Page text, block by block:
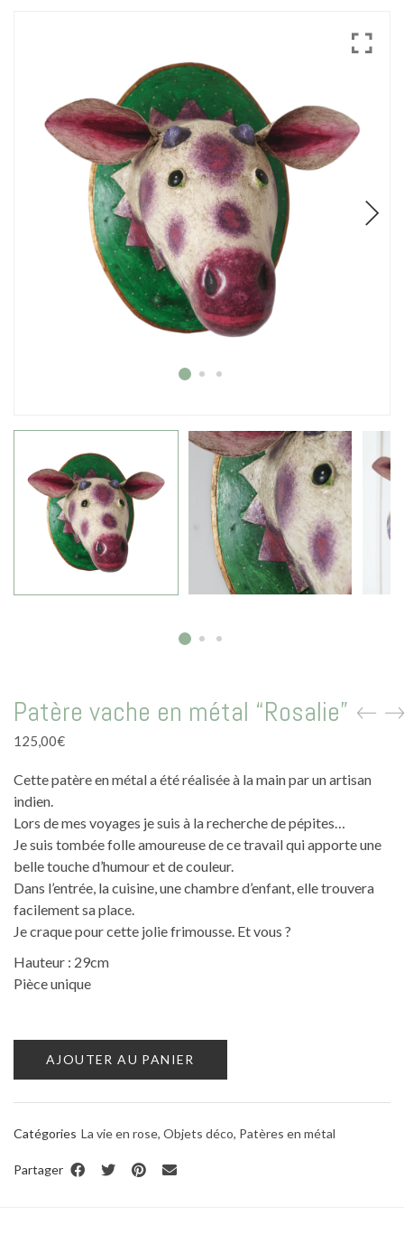
Blouses et jupes
Sacs en Kantha
Pochettes ordinateur
Trousses de toilette
Objets déco
Patères en métal
La vie en rose
Carte cadeau
Patère vache en métal “Rosalie”
125,00€
Cette patère en métal a été réalisée à la main par un artisan
indien.
Lors de mes voyages je suis à la recherche de pépites…
Je suis tombée folle amoureuse de ce travail qui apporte une
belle touche d’humour et de couleur.
Dans l’entrée, la cuisine, une chambre d’enfant, elle trouvera
facilement sa place.
Je craque pour cette jolie frimousse. Et vous ?
Hauteur : 29cm
Pièce unique
AJOUTER AU PANIER
Catégories La vie en rose, Objets déco, Patères en métal
Partager